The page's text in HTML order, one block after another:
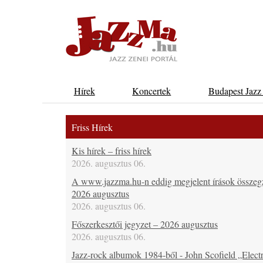
Hírek Koncertek Budapest
Friss Hírek
Kis hírek – friss hírek
2026. augusztus 06.
A www.jazzma.hu-n eddig megjelent írások
2026 augusztus
2026. augusztus 06.
Főszerkesztői jegyzet – 2026 augusztus
2026. augusztus 06.
Jazz-rock albumok 1984-ből - John Scofield